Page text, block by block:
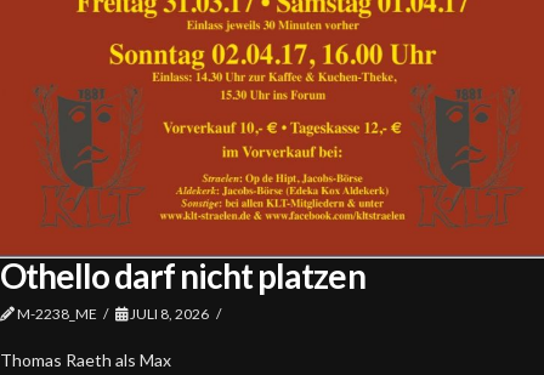
Othello darf nicht platzen
M-2238_ME JULI 8, 2026
Thomas Raeth als Max